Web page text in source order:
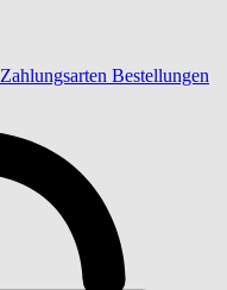
Zahlungsarten Bestellungen